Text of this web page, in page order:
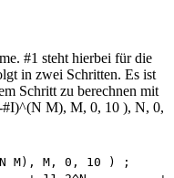
#1 steht hierbei für die
in zwei Schritten. Es ist
Schritt zu berechnen mit
M), M, 0, 10 ), N, 0,
M), M, 0, 10 ) ;